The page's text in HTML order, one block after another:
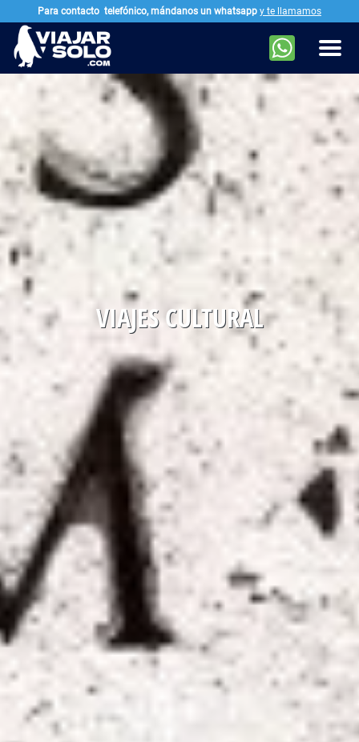
Ir al contenido principal
VIAJES CULTURAL
Para contacto telefónico, mándanos un whatsapp y te llamamos